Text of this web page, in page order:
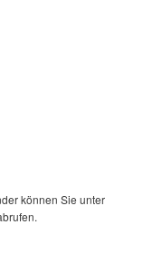
können Sie unter